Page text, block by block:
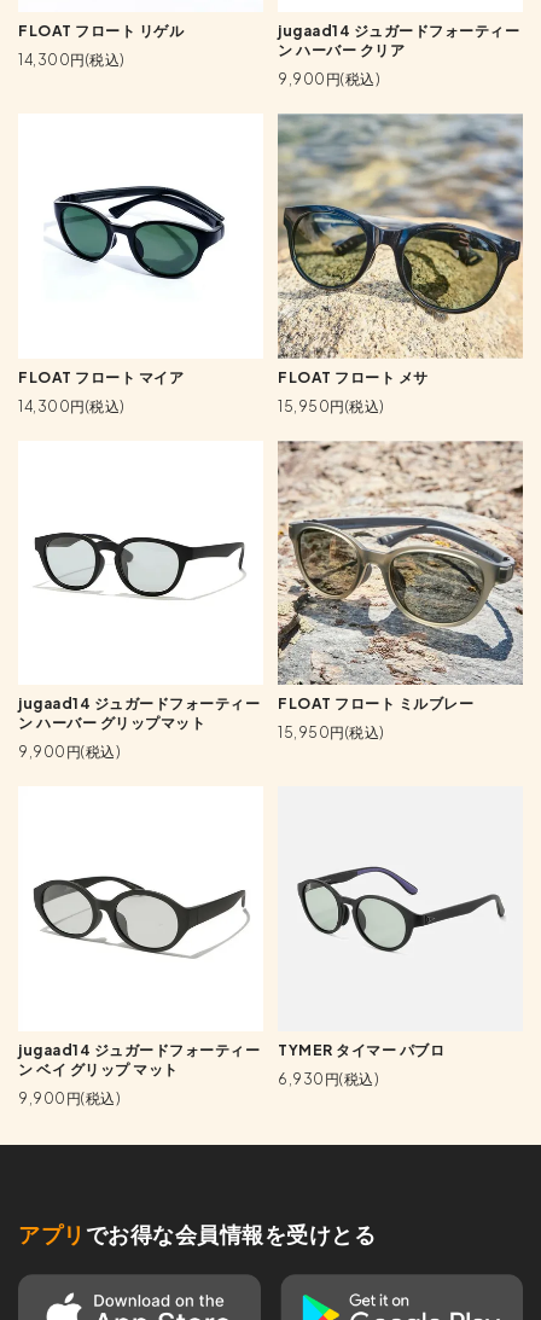
FLOAT フロート リゲル
14,300円(税込)
jugaad14 ジュガードフォーティー
ン ハーバー クリア
9,900円(税込)
FLOAT フロート マイア
14,300円(税込)
FLOAT フロート メサ
15,950円(税込)
jugaad14 ジュガードフォーティー
ン ハーバー グリップマット
9,900円(税込)
FLOAT フロート ミルブレー
15,950円(税込)
jugaad14 ジュガードフォーティー
ン ベイ グリップ マット
9,900円(税込)
TYMER タイマー パブロ
6,930円(税込)
アプリ でお得な会員情報を受けとる